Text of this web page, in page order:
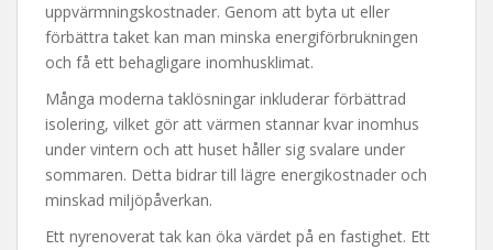
uppvärmningskostnader. Genom att byta ut eller
förbättra taket kan man minska energiförbrukningen
och få ett behagligare inomhusklimat.
Många moderna taklösningar inkluderar förbättrad
isolering, vilket gör att värmen stannar kvar inomhus
under vintern och att huset håller sig svalare under
sommaren. Detta bidrar till lägre energikostnader och
minskad miljöpåverkan.
Ett nyrenoverat tak kan öka värdet på en fastighet. Ett